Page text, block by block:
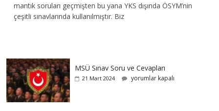
mantık soruları geçmişten bu yana YKS dışında ÖSYM’nin
çeşitli sınavlarında kullanılmıştır. Biz
MSÜ Sınav Soru ve Cevapları
21 Mart 2024 yorumlar kapalı